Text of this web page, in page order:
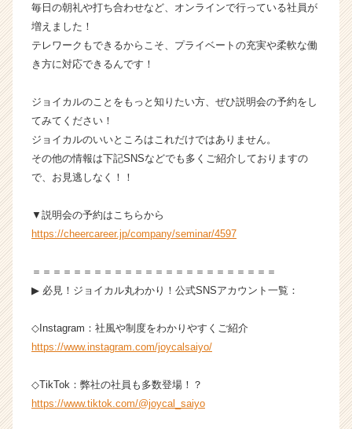
ャ
ン
タ
ム
イ
ン】
|
チ
ャ
成
長
業
か
ら
カ
ウ
毎日の朝礼や打ち合わせなど、オンラインで行っている社員が
増えました！
テレワークもできるからこそ、プライベートの充実や柔軟な働
き方に対応できるんです！
ジョイカルのことをもっと知りたい方、ぜひ説明会の予約をし
てみてください！
ジョイカルのいいところはこれだけではありません。
その他の情報は下記SNSなどでも多くご紹介しておりますの
で、お見逃しなく！！
▼説明会の予約はこちらから
https://cheercareer.jp/company/seminar/4597
＝＝＝＝＝＝＝＝＝＝＝＝＝＝＝＝＝＝＝＝＝＝＝＝
▶︎ 必見！ジョイカル丸わかり！公式SNSアカウント一覧：
◇Instagram：社風や制度をわかりやすくご紹介
https://www.instagram.com/joycalsaiyo/
◇TikTok：弊社の社員も多数登場！？
https://www.tiktok.com/@joycal_saiyo